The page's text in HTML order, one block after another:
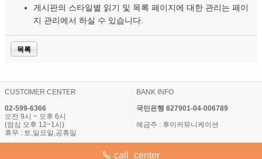
게시판의 스타일별 읽기 및 목록 페이지에 대한 관리는 페이
지 관리에서 하실 수 있습니다.
목록
CUSTOMER CENTER
02-599-6366
오전 9시 ~ 오후 6시
(점심 오후 12~1시)
휴무 : 토,일요일,공휴일
BANK INFO
국민은행 827901-04-006789
예금주 : 후이커뮤니케이션
call_center